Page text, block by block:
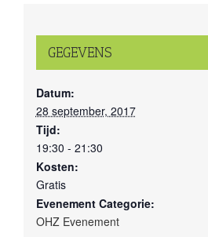
GEGEVENS
Datum:
28 september, 2017
Tijd:
19:30 - 21:30
Kosten:
Gratis
Evenement Categorie:
OHZ Evenement